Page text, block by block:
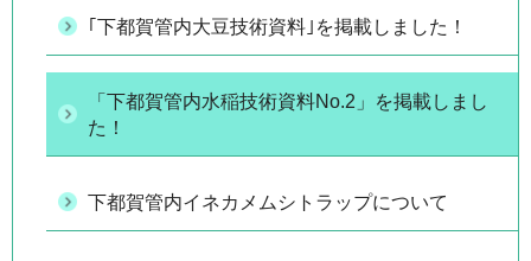
｢下都賀管内大豆技術資料｣を掲載しました！
「下都賀管内水稲技術資料No.2」を掲載しまし
た！
下都賀管内イネカメムシトラップについて